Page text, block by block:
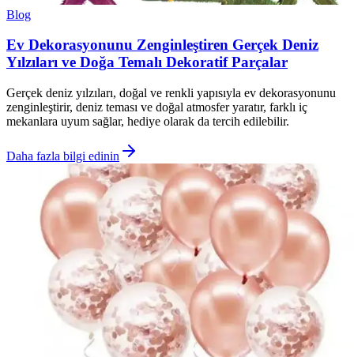
Blog
Ev Dekorasyonunu Zenginleştiren Gerçek Deniz
Yılzıları ve Doğa Temalı Dekoratif Parçalar
Gerçek deniz yılzıları, doğal ve renkli yapısıyla ev dekorasyonunu
zenginleştirir, deniz teması ve doğal atmosfer yaratır, farklı iç
mekanlara uyum sağlar, hediye olarak da tercih edilebilir.
Daha fazla bilgi edinin